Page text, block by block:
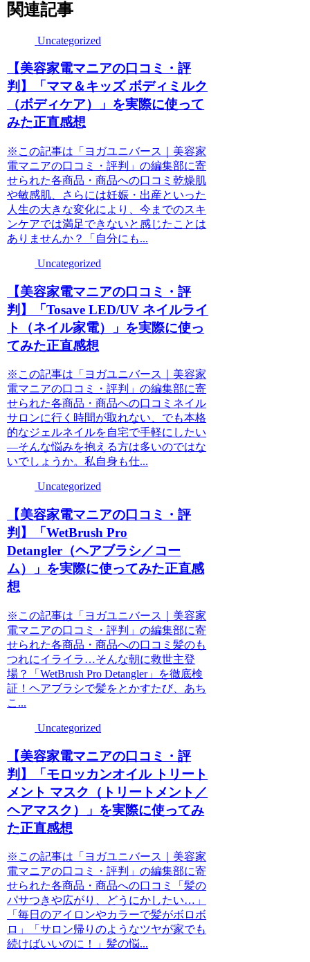
関連記事
Uncategorized
【美容家電マニアの口コミ・評
判】「ママ＆キッズ ボディミルク
（ボディケア）」を実際に使って
みた正直感想
※この記事は「ヨガユニバース｜美容家
電マニアの口コミ・評判」の編集部に寄
せられた各商品・商品への口コミ乾燥肌
や敏感肌、さらには妊娠・出産といった
人生の大きな変化により、今までのスキ
ンケアでは満足できないと感じたことは
ありませんか？「自分にも...
Uncategorized
【美容家電マニアの口コミ・評
判】「Tosave LED/UV ネイルライ
ト（ネイル家電）」を実際に使っ
てみた正直感想
※この記事は「ヨガユニバース｜美容家
電マニアの口コミ・評判」の編集部に寄
せられた各商品・商品への口コミネイル
サロンに行く時間が取れない、でも本格
的なジェルネイルを自宅で手軽にしたい
―そんな悩みを抱える方は多いのではな
いでしょうか。私自身も仕...
Uncategorized
【美容家電マニアの口コミ・評
判】「WetBrush Pro
Detangler（ヘアブラシ／コー
ム）」を実際に使ってみた正直感
想
※この記事は「ヨガユニバース｜美容家
電マニアの口コミ・評判」の編集部に寄
せられた各商品・商品への口コミ髪のも
つれにイライラ…そんな朝に救世主登
場？「WetBrush Pro Detangler」を徹底検
証！ヘアブラシで髪をとかすたび、あち
こ...
Uncategorized
【美容家電マニアの口コミ・評
判】「モロッカンオイル トリート
メント マスク（トリートメント／
ヘアマスク）」を実際に使ってみ
た正直感想
※この記事は「ヨガユニバース｜美容家
電マニアの口コミ・評判」の編集部に寄
せられた各商品・商品への口コミ「髪の
パサつきや広がり、どうにかしたい…」
「毎日のアイロンやカラーで髪がボロボ
ロ」「サロン帰りのようなツヤが家でも
続けばいいのに！」髪の悩...